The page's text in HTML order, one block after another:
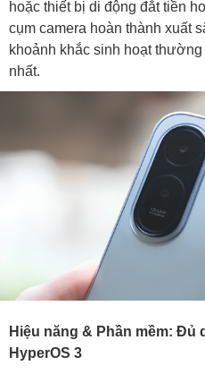
hoặc thiết bị di động đắt tiền
cụm camera hoàn thành xuất
khoảnh khắc sinh hoạt
nhất.
Hiệu năng & Phần mềm:
HyperOS 3